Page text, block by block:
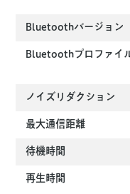
Bluetoothバージョン
Bluetoothプロファイ
ノイズリダクション
最大通信距離
待機時間
再生時間